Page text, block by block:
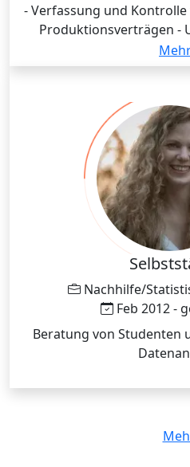
- Verfassung und
Produktionsverträgen -
Anmeldung von Marken
Schweiz -
Vorbereitung von
und im
Nachhilfe/
Feb 2012 -
Beratung von Studenten